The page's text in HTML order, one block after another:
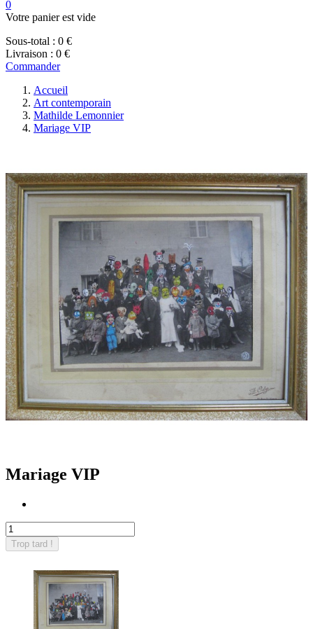
0
Votre panier est vide
Sous-total : 0 €
Livraison : 0 €
Commander
Accueil
Art contemporain
Mathilde Lemonnier
Mariage VIP
Mariage VIP
Trop tard !